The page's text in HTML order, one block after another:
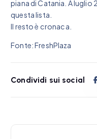
piana di Catania. A luglio
questa lista.
Il resto è cronaca.
Fonte: FreshPlaza
Condividi sui social